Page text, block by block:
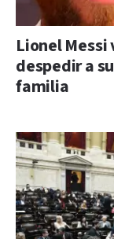
Lionel
despedir a
familia